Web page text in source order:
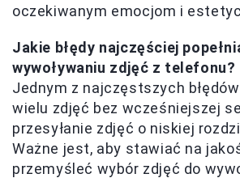
oczekiwanym emocjom i
Jakie błędy najczęściej
wywoływaniu zdjęć z telefonu?
Jednym z najczęstszych
wielu zdjęć bez wcześniejszej
przesyłanie zdjęć o niskiej
Ważne jest, aby stawiać na
przemyśleć wybór zdjęć do